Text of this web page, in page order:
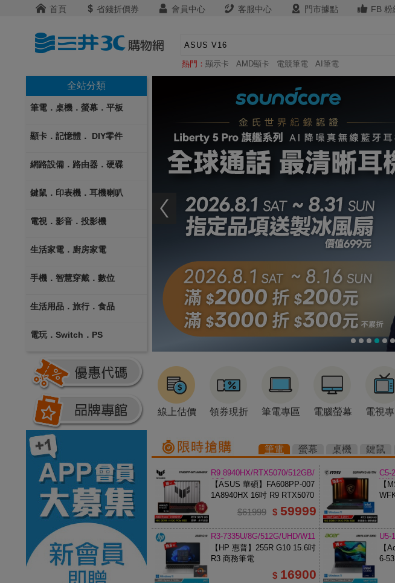
首頁 省錢折價券 會員中心 客服中心 門市據點 FB 粉
全站分類
筆電．桌機．螢幕．平板
顯卡．記憶體． DIY零件
網路設備．路由器．硬碟
鍵鼠．印表機．耳機喇叭
電視．影音．投影機
生活家電．廚房家電
手機．智慧穿戴．數位
生活用品．旅行．食品
電玩．Switch．PS
熱門： 顯示卡 AMD顯卡 電競筆電 AI筆電
線上估價 領券現折 筆電專區 電腦螢幕 電視
筆電 螢幕 桌機 鍵鼠
R9 8940HX/RTX5070/512GB/
16G
【ASUS 華碩】FA608PP-007
1A8940HX 16吋 R9 RTX5070
電競筆電
$61999 $ 59999
C5-
W11
【
R3-7335U/8G/512G/UHD/W11
【HP 惠普】255R G10 15.6吋
R3 商務筆電
$ 16900
U5-
【
6-